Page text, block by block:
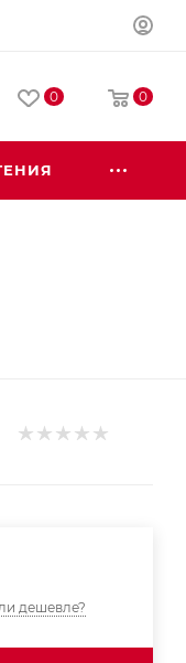
0 0
дешевле?